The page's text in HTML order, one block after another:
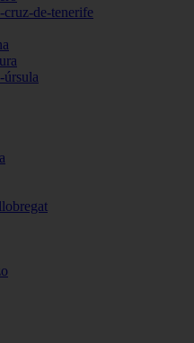
cruz-de-tenerife
úrsula